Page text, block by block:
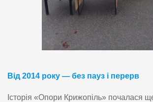
Від 2014 року — без пауз і перерв
Історія «Опори Крижопіль» почалася